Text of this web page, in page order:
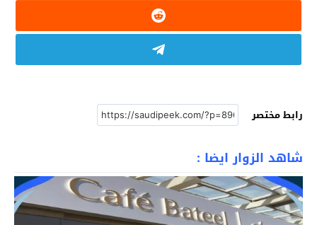
رابط مختصر
شاهد الزوار ايضا :